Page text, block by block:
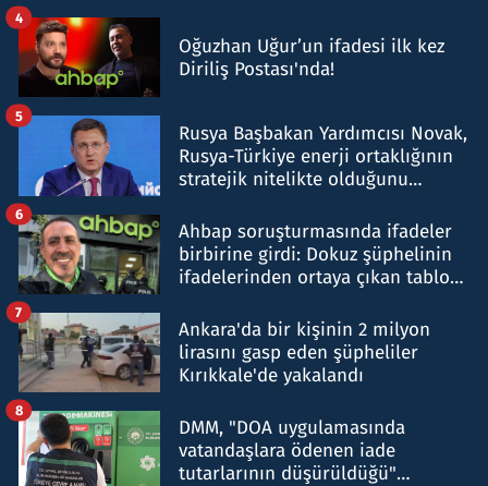
Oğuzhan Uğur’un ifadesi ilk kez
Diriliş Postası'nda!
4
Rusya Başbakan Yardımcısı Novak,
Rusya-Türkiye enerji ortaklığının
stratejik nitelikte olduğunu
5
Ahbap soruşturmasında ifadeler
birbirine girdi: Dokuz şüphelinin
ifadelerinden ortaya çıkan tablo
6
Ankara'da bir kişinin 2 milyon
lirasını gasp eden şüpheliler
Kırıkkale'de yakalandı
7
DMM, "DOA uygulamasında
vatandaşlara ödenen iade
tutarlarının düşürüldüğü"
8